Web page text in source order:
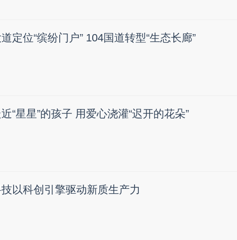
定位“缤纷门户” 104国道转型“生态长廊”
“星星”的孩子 用爱心浇灌“迟开的花朵”
以科创引擎驱动新质生产力